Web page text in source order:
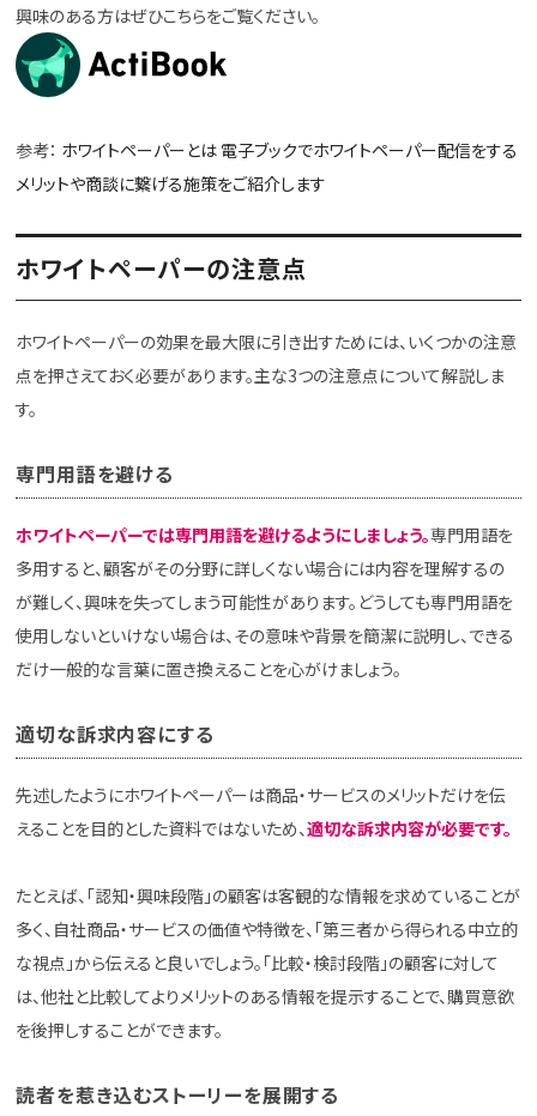
興味のある方はぜひこちらをご覧ください。
参考： ホワイトペーパーとは 電子ブックでホワイトペーパー配信をする
メリットや商談に繋げる施策をご紹介します
ホワイトペーパーの注意点
ホワイトペーパーの効果を最大限に引き出すためには、いくつかの注意
点を押さえておく必要があります。主な3つの注意点について解説しま
す。
専門用語を避ける
ホワイトペーパーでは専門用語を避けるようにしましょう。専門用語を
多用すると、顧客がその分野に詳しくない場合には内容を理解するの
が難しく、興味を失ってしまう可能性があります。どうしても専門用語を
使用しないといけない場合は、その意味や背景を簡潔に説明し、できる
だけ一般的な言葉に置き換えることを心がけましょう。
適切な訴求内容にする
先述したようにホワイトペーパーは商品・サービスのメリットだけを伝
えることを目的とした資料ではないため、適切な訴求内容が必要です。
たとえば、「認知・興味段階」の顧客は客観的な情報を求めていることが
多く、自社商品・サービスの価値や特徴を、「第三者から得られる中立的
な視点」から伝えると良いでしょう。「比較・検討段階」の顧客に対して
は、他社と比較してよりメリットのある情報を提示することで、購買意欲
を後押しすることができます。
読者を惹き込むストーリーを展開する